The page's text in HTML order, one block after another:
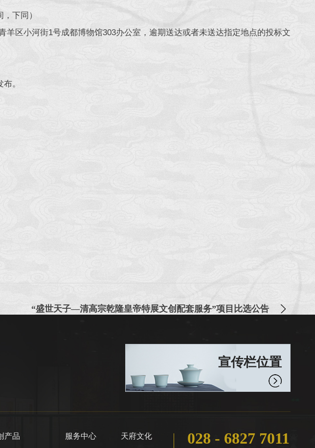
下同）
区小河街1号成都博物馆303办公室，逾期送达或者未送达指定地点的投标文
。
“盛世天子—清高宗乾隆皇帝特展文创配套服务”项目比选公告
宣传栏位置
产品 服务中心 天府文化 028 - 6827 7011